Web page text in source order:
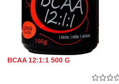
BCAA 12:1:1 500 G